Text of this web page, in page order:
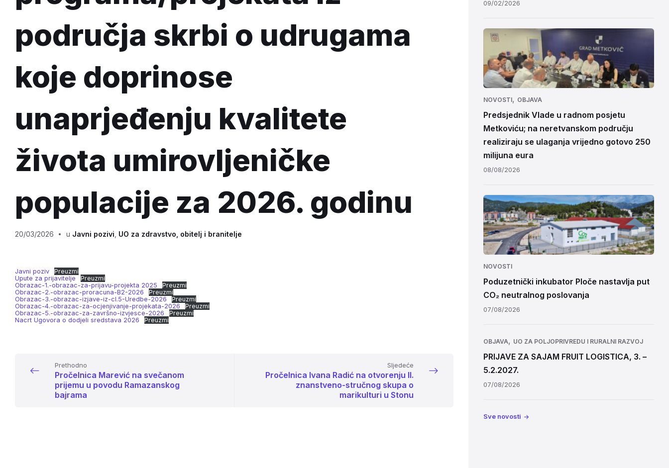
područja skrbi o udrugama
koje doprinose
unaprjeđenju kvalitete
života umirovljeničke
populacije za 2026. godinu
20/03/2026 u Javni pozivi UO za zdravstvo, obitelj i branitelje
Javni poziv
Preuzmi
Upute za prijavitelje
Preuzmi
Obrazac-1.-obrazac-za-prijavu-projekta 2025
Preuzmi
Obrazac-2.-obrazac-proracuna-B2-2026
Preuzmi
Obrazac-3.-obrazac-izjave-iz-cl.5-Uredbe-2026
Preuzmi
Obrazac-4.-obrazac-za-ocjenjivanje-projekata-2026
Preuzmi
Obrazac-5.-obrazac-za-završno-izvjesce-2026
Preuzmi
Nacrt Ugovora o dodjeli sredstava 2026
Preuzmi
Prethodno
Pročelnica Marević na svečanom
prijemu u povodu Ramazanskog
bajrama
Sljedeće
Pročelnica Ivana Radić na otvorenju II.
znanstveno-stručnog skupa o
marikulturi u Stonu
09/02/2026
NOVOSTI, OBJAVA
Predsjednik Vlade u radnom posjetu
Metkoviću; na neretvanskom području
realiziraju se ulaganja vrijedno gotovo 250
milijuna eura
08/08/2026
NOVOSTI
Poduzetnički inkubator Ploče nastavlja put
CO₂ neutralnog poslovanja
07/08/2026
OBJAVA, UO ZA POLJOPRIVREDU I RURALNI RAZVOJ
PRIJAVE ZA SAJAM FRUIT LOGISTICA, 3. –
5.2.2027.
07/08/2026
Sve novosti